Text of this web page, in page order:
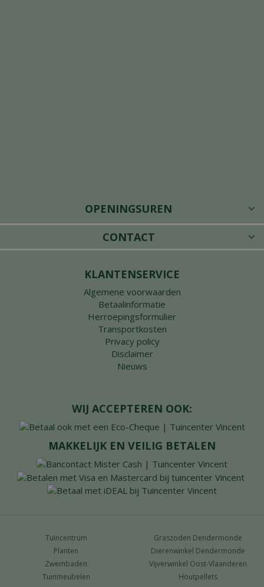
OPENINGSUREN
CONTACT
KLANTENSERVICE
Algemene voorwaarden
Betaalinformatie
Herroepingsformulier
Transportkosten
Privacy policy
Disclaimer
Nieuws
WIJ ACCEPTEREN OOK:
MAKKELIJK EN VEILIG BETALEN
Tuincentrum
Planten
Zwembaden
Tuinmeubelen
Graszoden Dendermonde
Dierenwinkel Dendermonde
Vijverwinkel Oost-Vlaanderen
Houtpellets